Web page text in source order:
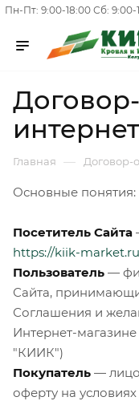
Пн-Пт: 9:00-18:00 Сб: 9:00-
Главная — Договор-
Основные понятия:
Посетитель Сайта
https://kiik-
Пользователь —
Сайта,
Соглашения и
Интернет-магазине
"КИИК")
Покупатель —
оферту на